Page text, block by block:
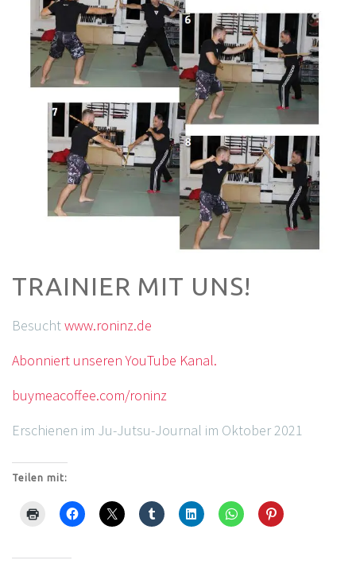
TRAINIER MIT UNS!
Besuchtwww.roninz.de
Abonniert unseren YouTube Kanal.
buymeacoffee.com/roninz
Erschienen im Ju-Jutsu-Journal im Oktober 2021
Teilen mit: